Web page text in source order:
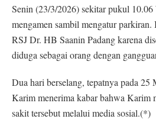
Senin (23/3/2026) sekitar pukul 10.06
mengamen sambil mengatur
RSJ Dr. HB Saanin Padang karena
diduga sebagai orang dengan
Dua hari berselang, tepatnya pada 25
Karim menerima kabar bahwa Karim
sakit tersebut melalui media sosial.(*)